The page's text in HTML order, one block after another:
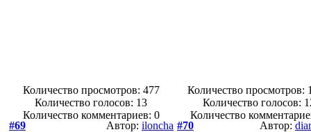
Количество просмотров: 477
Количество голосов: 13
Количество комментариев: 0
Количество просмотров:
Количество голосов:
Количество
#69
Автор: iloncha #70 Автор: